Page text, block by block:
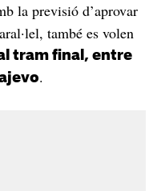
la previsió d’aprovar
també es volen
tram final, entre
.